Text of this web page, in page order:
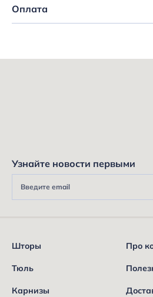
Оплата
Узнайте новости первыми
Шторы
Тюль
Карнизы
Про